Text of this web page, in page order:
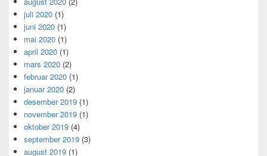
juli 2020 (1)
juni 2020 (1)
mai 2020 (1)
april 2020 (1)
mars 2020 (2)
februar 2020 (1)
januar 2020 (2)
desember 2019 (1)
november 2019 (1)
oktober 2019 (4)
september 2019 (3)
august 2019 (1)